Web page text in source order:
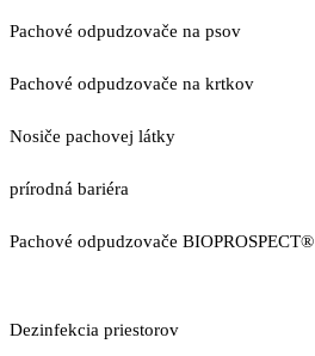
Pachové odpudzovače na psov
Pachové odpudzovače na krtkov
Nosiče pachovej látky
prírodná bariéra
Pachové odpudzovače BIOPROSPECT®
Dezinfekcia priestorov